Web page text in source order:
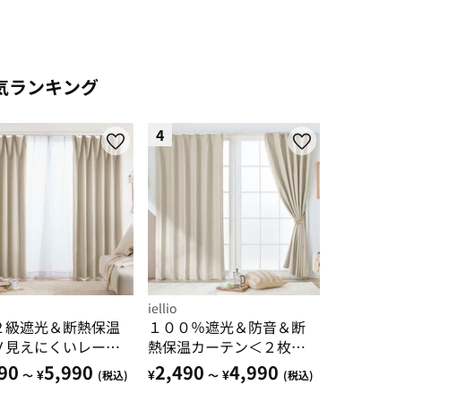
ランキング
級遮光＆断熱保温
見えにくいレース
テンセット＜４枚
光１級・洗える・
～ ¥5,990 (税込)
4
iellio
１００％遮光＆防音＆断
熱保温カーテン＜２枚
組・１００％遮光（１級
遮光）・洗える・無地・
¥2,490 ～ ¥4,990 (税込)